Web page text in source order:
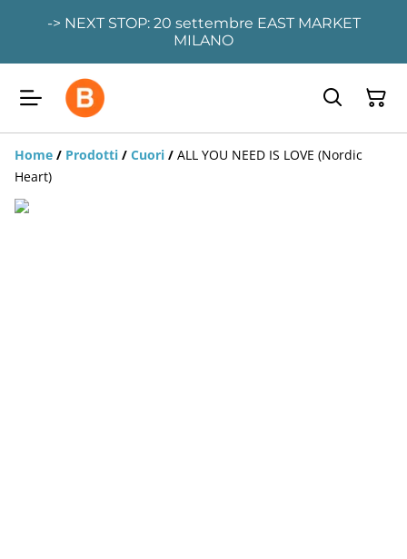
-> NEXT STOP: 20 settembre EAST MARKET
MILANO
Home / Prodotti / Cuori / ALL YOU NEED IS LOVE (Nordic
Heart)